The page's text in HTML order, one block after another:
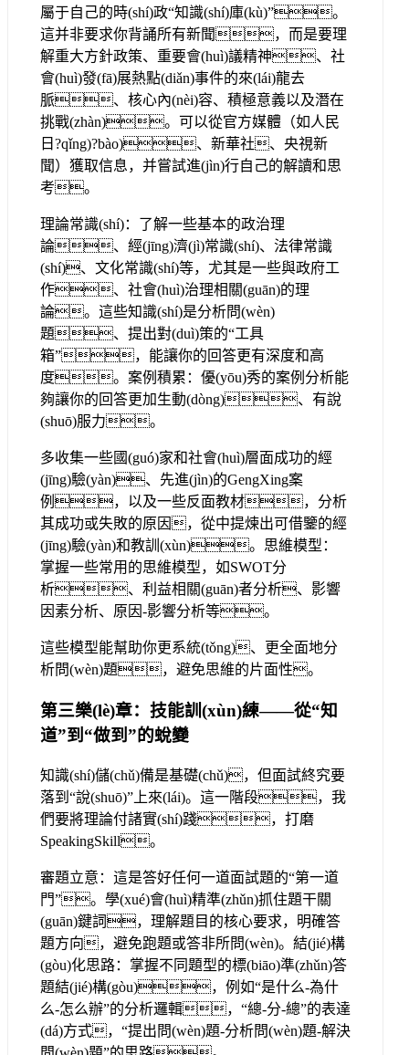
屬于自己的時(shí)政“知識(shí)庫(kù)”。
這并非要求你背誦所有新聞，而是要理
解重大方針政策、重要會(huì)議精神、社
會(huì)發(fā)展熱點(diǎn)事件的來(lái)龍去
脈、核心內(nèi)容、積極意義以及潛在
挑戰(zhàn)。可以從官方媒體（如人民
日?qǐng)?bào)、新華社、央視新
聞）獲取信息，并嘗試進(jìn)行自己的解讀和思
考。
理論常識(shí)：了解一些基本的政治理
論、經(jīng)濟(jì)常識(shí)、法律常識
(shí)、文化常識(shí)等，尤其是一些與政府工
作、社會(huì)治理相關(guān)的理
論。這些知識(shí)是分析問(wèn)
題、提出對(duì)策的“工具
箱”，能讓你的回答更有深度和高
度。案例積累：優(yōu)秀的案例分析能
夠讓你的回答更加生動(dòng)、有說
(shuō)服力。
多收集一些國(guó)家和社會(huì)層面成功的經
(jīng)驗(yàn)、先進(jìn)的GengXing案
例，以及一些反面教材，分析
其成功或失敗的原因，從中提煉出可借鑒的經
(jīng)驗(yàn)和教訓(xùn)。思維模型：
掌握一些常用的思維模型，如SWOT分
析、利益相關(guān)者分析、影響
因素分析、原因-影響分析等。
這些模型能幫助你更系統(tǒng)、更全面地分
析問(wèn)題，避免思維的片面性。
第三樂(lè)章：技能訓(xùn)練——從“知
道”到“做到”的蛻變
知識(shí)儲(chǔ)備是基礎(chǔ)，但面試終究要
落到“說(shuō)”上來(lái)。這一階段，我
們要將理論付諸實(shí)踐，打磨
SpeakingSkill。
審題立意：這是答好任何一道面試題的“第一道
門”。學(xué)會(huì)精準(zhǔn)抓住題干關
(guān)鍵詞，理解題目的核心要求，明確答
題方向，避免跑題或答非所問(wèn)。結(jié)構
(gòu)化思路：掌握不同題型的標(biāo)準(zhǔn)答
題結(jié)構(gòu)，例如“是什么-為什
么-怎么辦”的分析邏輯，“總-分-總”的表達
(dá)方式，“提出問(wèn)題-分析問(wèn)題-解決